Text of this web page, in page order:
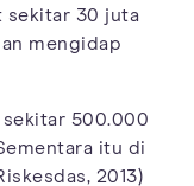
sekitar 30 juta
mengidap
sekitar 500.000
itu di
2013)